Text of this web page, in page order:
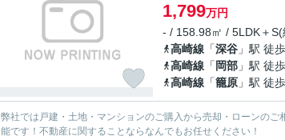
1,799万円
- / 158.98㎡ / 5LDK＋
高崎線 「深谷 」駅 徒
高崎線 「 岡部 」駅 徒
高崎線 「籠原 」駅 徒
弊社では戸建・土地・マンションのご購入から売却・ローンの
能です！不動産に関することならなんでもお任せください！